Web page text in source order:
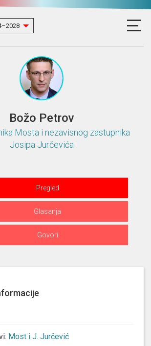
Božo Petrov
Mosta i nezavisnog zastupnika
Josipa Jurčevića
Pregled
Glasanja
Govori
: Most i J. Jurčević